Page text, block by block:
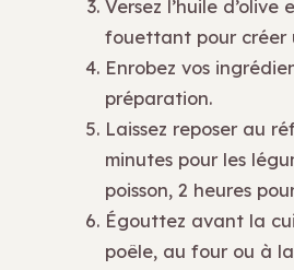
Versez l’huile d’olive
fouettant pour créer
Enrobez vos
préparation.
Laissez reposer au
minutes pour les
poisson, 2 heures
Égouttez avant la
poêle, au four ou à